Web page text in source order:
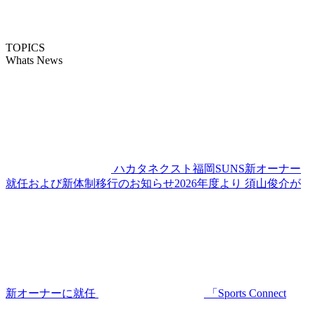
TOPICS
Whats News
ハカタネクスト福岡SUNS新オーナー
就任および新体制移行のお知らせ2026年度より 須山俊介が
新オーナーに就任 「Sports Connect